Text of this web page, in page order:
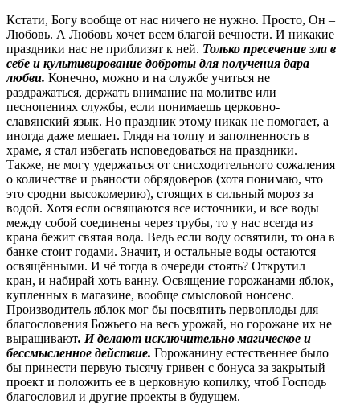
Кстати, Богу вообще от нас ничего не нужно. Просто, Он –
Любовь. А Любовь хочет всем благой вечности. И никакие
праздники нас не приблизят к ней. Только пресечение зла в
себе и культивирование доброты для получения дара
любви. Конечно, можно и на службе учиться не
раздражаться, держать внимание на молитве или
песнопениях службы, если понимаешь церковно-
славянский язык. Но праздник этому никак не помогает, а
иногда даже мешает. Глядя на толпу и заполненность в
храме, я стал избегать исповедоваться на праздники.
Также, не могу удержаться от снисходительного сожаления
о количестве и рьяности обрядоверов (хотя понимаю, что
это сродни высокомерию), стоящих в сильный мороз за
водой. Хотя если освящаются все источники, и все воды
между собой соединены через трубы, то у нас всегда из
крана бежит святая вода. Ведь если воду освятили, то она в
банке стоит годами. Значит, и остальные воды остаются
освящёнными. И чё тогда в очереди стоять? Открутил
кран, и набирай хоть ванну. Освящение горожанами яблок,
купленных в магазине, вообще смысловой нонсенс.
Производитель яблок мог бы посвятить первоплоды для
благословения Божьего на весь урожай, но горожане их не
выращивают. И делают исключительно магическое и
бессмысленное действие. Горожанину естественнее было
бы принести первую тысячу гривен с бонуса за закрытый
проект и положить ее в церковную копилку, чтоб Господь
благословил и другие проекты в будущем.